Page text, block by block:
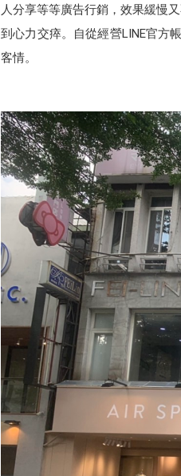
人分享等等廣告行銷，效果緩慢
到心力交瘁。自從經營LINE官方
客情。